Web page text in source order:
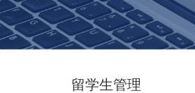
留学生管理